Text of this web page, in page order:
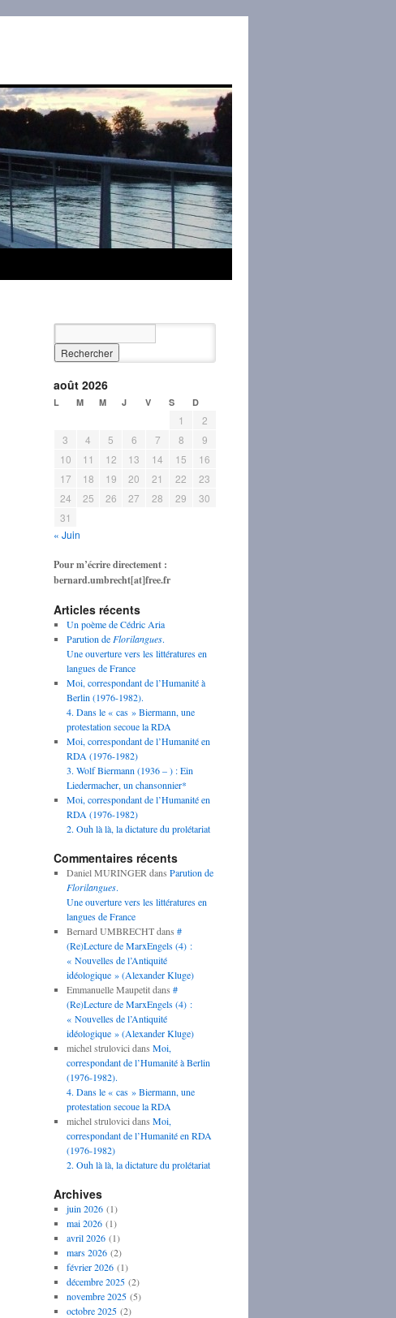
août 2026
L M M J V S D
1
2
3
4 5 6 7 8
9
10
11 12 13 14 15
16
17
18 19 20 21 22
23
24
25 26 27 28 29
30
31
« Juin
Pour m’écrire directement :
bernard.umbrecht[at]free.fr
Articles récents
Un poème de Cédric Aria
Parution de Florilangues.
Une ouverture vers les littératures en
langues de France
Moi, correspondant de l’Humanité à
Berlin (1976-1982).
4. Dans le « cas » Biermann, une
protestation secoue la RDA
Moi, correspondant de l’Humanité en
RDA (1976-1982)
3. Wolf Biermann (1936 – ) : Ein
Liedermacher, un chansonnier*
Moi, correspondant de l’Humanité en
RDA (1976-1982)
2. Ouh là là, la dictature du prolétariat
Commentaires récents
Daniel MURINGER dans Parution de
Florilangues.
Une ouverture vers les littératures en
langues de France
Bernard UMBRECHTdans #
(Re)Lecture de MarxEngels (4) :
« Nouvelles de l’Antiquité
idéologique » (Alexander Kluge)
Emmanuelle Maupetitdans #
(Re)Lecture de MarxEngels (4) :
« Nouvelles de l’Antiquité
idéologique » (Alexander Kluge)
michel strulovici dans Moi,
correspondant de l’Humanité à Berlin
(1976-1982).
4. Dans le « cas » Biermann, une
protestation secoue la RDA
michel strulovici dans Moi,
correspondant de l’Humanité en RDA
(1976-1982)
2. Ouh là là, la dictature du prolétariat
Archives
juin 2026(1)
mai 2026(1)
avril 2026(1)
mars 2026(2)
février 2026(1)
décembre 2025(2)
novembre 2025(5)
octobre 2025(2)